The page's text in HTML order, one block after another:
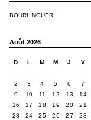
BOURLINGUER
Août 2026
D L M M J V
2
3 4 5 6 7
9
10 11 12 13 14
16
17 18 19 20 21
23
24 25 26 27 28